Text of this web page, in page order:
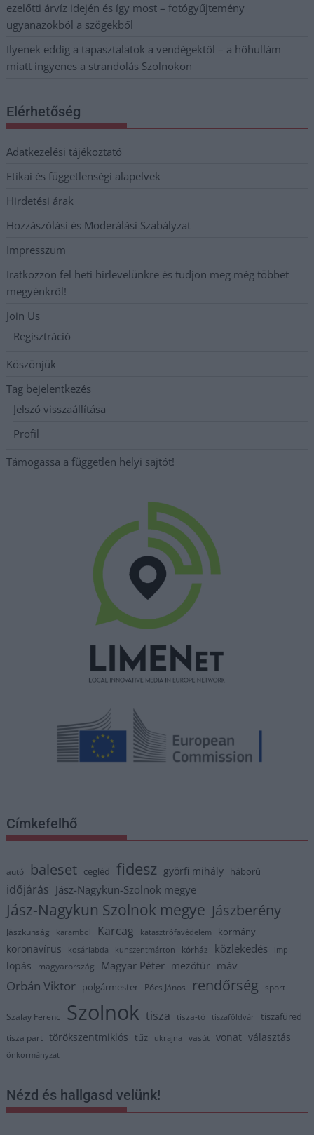
ezelőtti árvíz idején és így most – fotógyűjtemény
ugyanazokból a szögekből
Ilyenek eddig a tapasztalatok a vendégektől – a hőhullám
miatt ingyenes a strandolás Szolnokon
Elérhetőség
Adatkezelési tájékoztató
Etikai és függetlenségi alapelvek
Hirdetési árak
Hozzászólási és Moderálási Szabályzat
Impresszum
Iratkozzon fel heti hírlevelünkre és tudjon meg még többet
megyénkről!
Join Us
Regisztráció
Köszönjük
Tag bejelentkezés
Jelszó visszaállítása
Profil
Támogassa a független helyi sajtót!
Címkefelhő
autó baleset cegléd fidesz györfi mihály háború
időjárás Jász-Nagykun-Szolnok megye
Jász-Nagykun Szolnok megye Jászberény
Jászkunság karambol Karcag katasztrófavédelem kormány
koronavírus kosárlabda kunszentmárton kórház közlekedés lmp
lopás magyarország Magyar Péter mezőtúr máv
Orbán Viktor polgármester Pócs János rendőrség sport
Szalay Ferenc Szolnok tisza tisza-tó tiszaföldvár tiszafüred
tisza part törökszentmiklós tűz ukrajna vasút vonat választás
önkormányzat
Nézd és hallgasd velünk!